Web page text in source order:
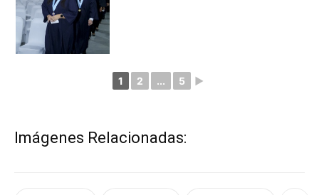
1 2 ... 5 ►
Imágenes Relacionadas: